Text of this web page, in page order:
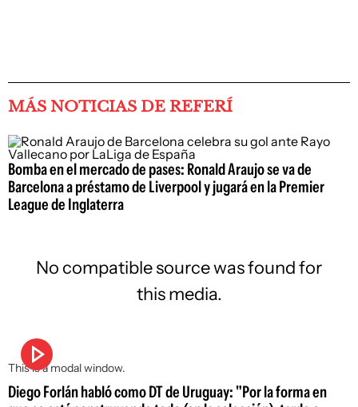
MÁS NOTICIAS DE REFERÍ
Bomba en el mercado de pases: Ronald Araujo se va de
Barcelona a préstamo de Liverpool y jugará en la Premier
League de Inglaterra
This is a modal window.
No compatible source was found for
this media.
Diego Forlán habló como DT de Uruguay: "Por la forma en